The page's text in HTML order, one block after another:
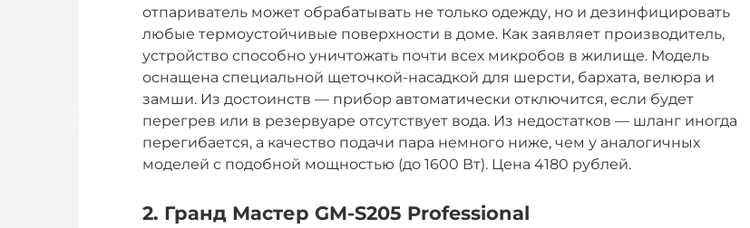
отпариватель может обрабатывать не только одежду, но и дезинфицировать
любые термоустойчивые поверхности в доме. Как заявляет производитель,
устройство способно уничтожать почти всех микробов в жилище. Модель
оснащена специальной щеточкой-насадкой для шерсти, бархата, велюра и
замши. Из достоинств — прибор автоматически отключится, если будет
перегрев или в резервуаре отсутствует вода. Из недостатков — шланг иногда
перегибается, а качество подачи пара немного ниже, чем у аналогичных
моделей с подобной мощностью (до 1600 Вт). Цена 4180 рублей.
2. Гранд Мастер GM-S205 Professional